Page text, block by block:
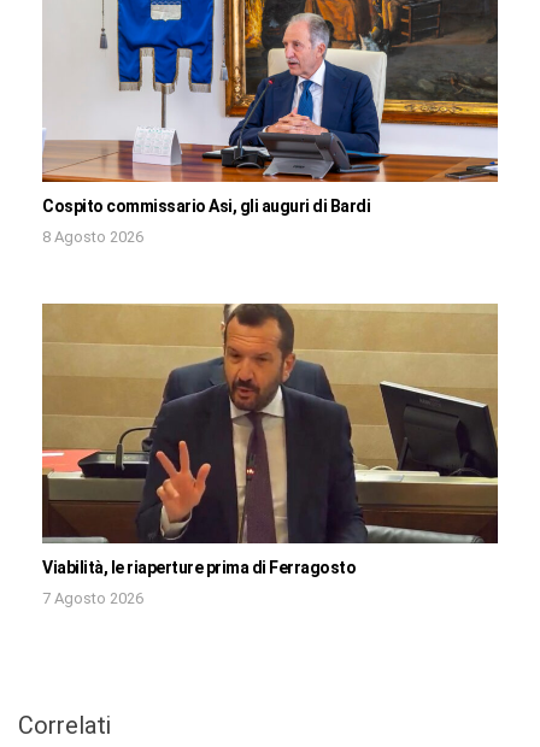
Cospito commissario Asi, gli auguri di Bardi
8 Agosto 2026
Viabilità, le riaperture prima di Ferragosto
7 Agosto 2026
Correlati